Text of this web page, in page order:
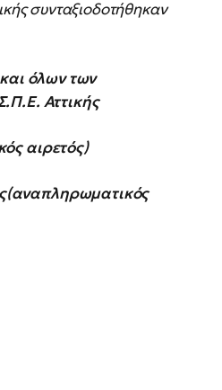
συνταξιοδοτήθηκαν
όλων των
Αττικής
αιρετός)